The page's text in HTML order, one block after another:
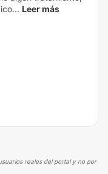
Leer más
reales del portal y no por